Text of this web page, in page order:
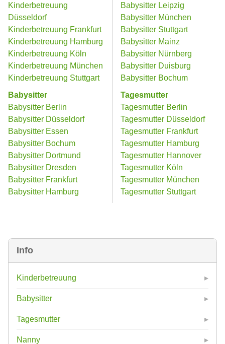
Info
Kinderbetreuung
Babysitter
Tagesmutter
Nanny
Kinderbetreuung
Düsseldorf
Kinderbetreuung Frankfurt
Kinderbetreuung Hamburg
Kinderbetreuung Köln
Kinderbetreuung München
Kinderbetreuung Stuttgart
Babysitter
Babysitter Berlin
Babysitter Düsseldorf
Babysitter Essen
Babysitter Bochum
Babysitter Dortmund
Babysitter Dresden
Babysitter Frankfurt
Babysitter Hamburg
Babysitter Leipzig
Babysitter München
Babysitter Stuttgart
Babysitter Mainz
Babysitter Nürnberg
Babysitter Duisburg
Babysitter Bochum
Tagesmutter
Tagesmutter Berlin
Tagesmutter Düsseldorf
Tagesmutter Frankfurt
Tagesmutter Hamburg
Tagesmutter Hannover
Tagesmutter Köln
Tagesmutter München
Tagesmutter Stuttgart